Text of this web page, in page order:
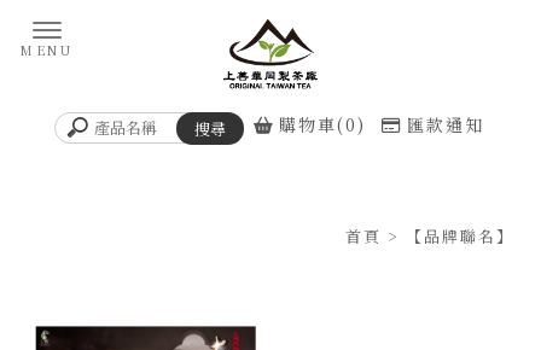
購物車(0) 匯款通知
首頁 > 【品牌聯名】